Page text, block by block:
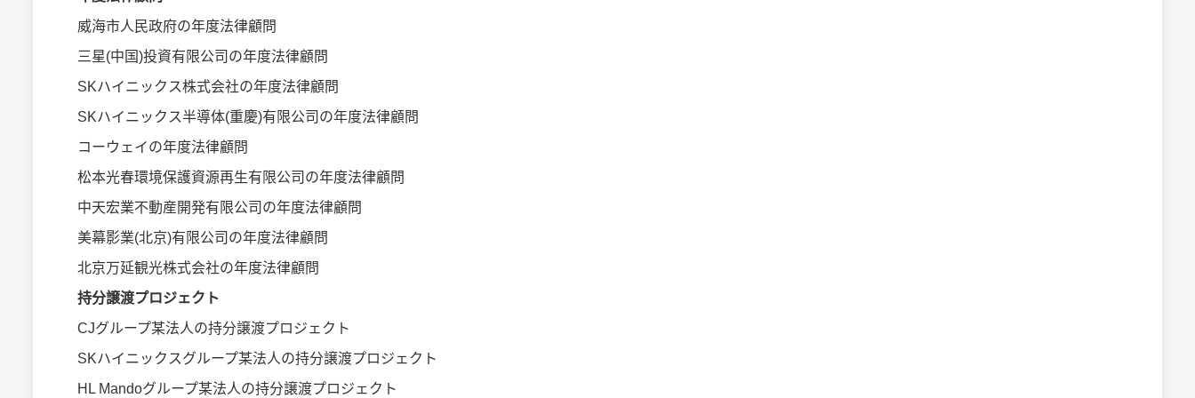
威海市人民政府の年度法律顧問
三星(中国)投資有限公司の年度法律顧問
SKハイニックス株式会社の年度法律顧問
SKハイニックス半導体(重慶)有限公司の年度法律顧問
コーウェイの年度法律顧問
松本光春環境保護資源再生有限公司の年度法律顧問
中天宏業不動産開発有限公司の年度法律顧問
美幕影業(北京)有限公司の年度法律顧問
北京万延観光株式会社の年度法律顧問
持分譲渡プロジェクト
CJグループ某法人の持分譲渡プロジェクト
SKハイニックスグループ某法人の持分譲渡プロジェクト
HL Mandoグループ某法人の持分譲渡プロジェクト